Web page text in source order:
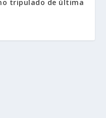
tripulado de última